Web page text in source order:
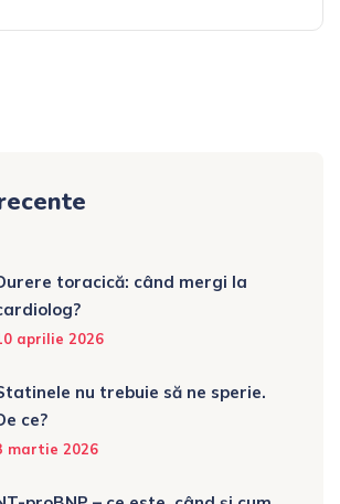
toracică: când mergi la
aprilie 2026
nu trebuie să ne sperie.
ce?
martie 2026